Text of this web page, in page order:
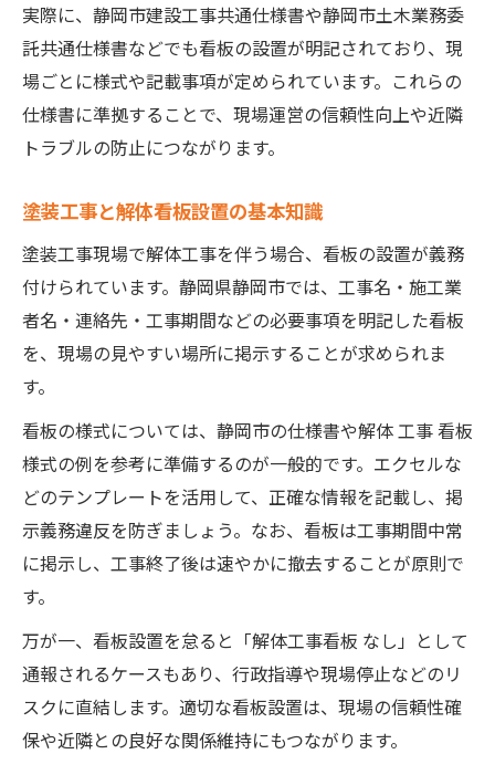
看板義務を怠った場合のリスクを徹底解説
塗装現場の看板義務違反が招く罰則と影響
解体工事看板を設置しない場合の塗装リス
ク
塗装工事で行政指導を受けるリスク管理法
塗装現場責任者が学ぶべき義務違反事例
解体工事看板の正しい掲示方法と注意点
塗装現場で解体工事看板を正しく掲示する
手順
説
塗装現場で掲示する看板の記載内容の注意
点
塗装現場でのA3サイズ看板作成と設置方法
塗装現場の安全と信頼を守る掲示期間の守
トラブルを防ぐための塗装現場の実践対応
塗装現場で近隣トラブルを防ぐ看板活用術
塗装現場で義務遵守し信頼を高める工夫
塗装工事に役立つ看板事例とトラブル対策
実際に、静岡市建設工事共通仕様書や静岡市土木業務委
託共通仕様書などでも看板の設置が明記されており、現
場ごとに様式や記載事項が定められています。これらの
仕様書に準拠することで、現場運営の信頼性向上や近隣
トラブルの防止につながります。
塗装工事と解体看板設置の基本知識
塗装工事現場で解体工事を伴う場合、看板の設置が義務
付けられています。静岡県静岡市では、工事名・施工業
者名・連絡先・工事期間などの必要事項を明記した看板
を、現場の見やすい場所に掲示することが求められま
す。
看板の様式については、静岡市の仕様書や解体 工事 看板
様式の例を参考に準備するのが一般的です。エクセルな
どのテンプレートを活用して、正確な情報を記載し、掲
示義務違反を防ぎましょう。なお、看板は工事期間中常
に掲示し、工事終了後は速やかに撤去することが原則で
す。
万が一、看板設置を怠ると「解体工事看板 なし」として
通報されるケースもあり、行政指導や現場停止などのリ
スクに直結します。適切な看板設置は、現場の信頼性確
保や近隣との良好な関係維持にもつながります。